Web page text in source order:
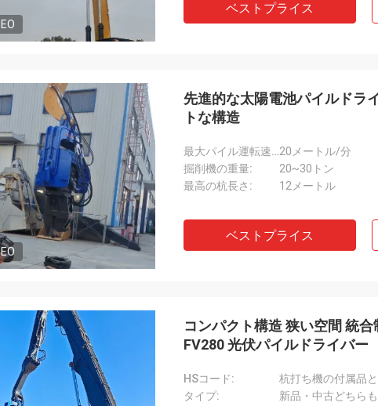
ベストプライス
先進的な太陽電池パイルドラ
トな構造
最大パイル運転速度:20メートル/分
掘削機の重量:
20~30トン
最高の杭長さ:
12メートル
ベストプライス
コンパクト構造 狭い空間 統
FV280 光伏パイルドライバー
HSコード:
杭打ち機の付属品
タイプ:
新品・中古どちら